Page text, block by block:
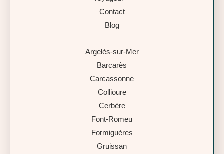
Contact
Blog
Argelès-sur-Mer
Barcarès
Carcassonne
Collioure
Cerbère
Font-Romeu
Formiguères
Gruissan